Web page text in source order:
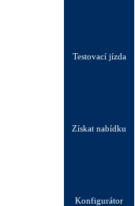
Testovací jízda
Získat nabídku
Konfigurátor